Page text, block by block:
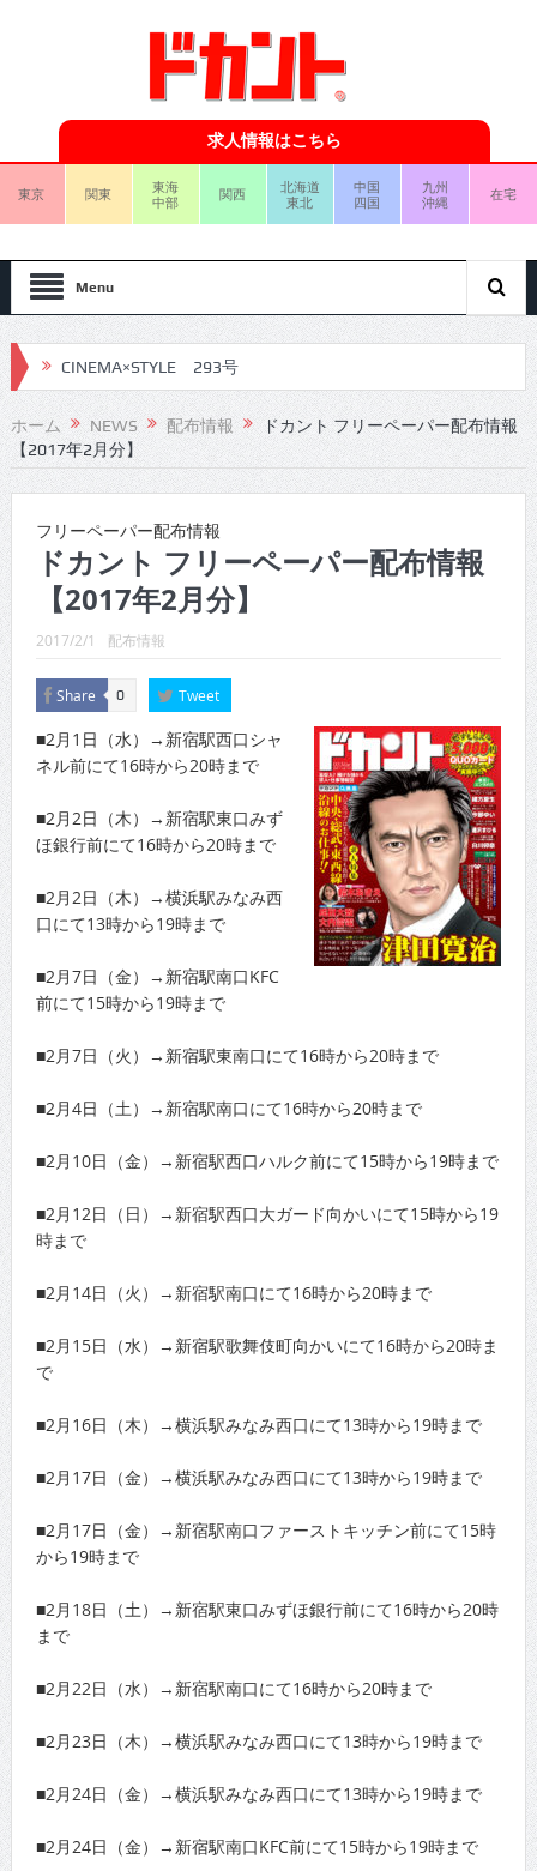
求人情報はこちら
東京 関東
東海
中部
関西
北海道
東北
中国
四国
九州
沖縄
在宅
Menu
CINEMA×STYLE 293号
CINEMA×STYLE 292号
CINEMA×STYLE 291号
CINEMA×STYLE 289号
CINEMA×STYLE 288号
CINEMA×STYLE 287号
CINEMA×STYLE 286号
CINEMA×STYLE 285号
CINEMA×STYLE 294号
ホーム NEWS 配布情報
ドカント フリーペーパー配布情報
【2017年2月分】
フリーペーパー配布情報
ドカント フリーペーパー配布情報
【2017年2月分】
2017/2/1 配布情報
Share 0 Tweet
■2月1日（水）→新宿駅西口シャ
ネル前にて16時から20時まで
■2月2日（木）→新宿駅東口みず
ほ銀行前にて16時から20時まで
■2月2日（木）→横浜駅みなみ西
口にて13時から19時まで
■2月7日（金）→新宿駅南口KFC
前にて15時から19時まで
■2月7日（火）→新宿駅東南口にて16時から20時まで
■2月4日（土）→新宿駅南口にて16時から20時まで
■2月10日（金）→新宿駅西口ハルク前にて15時から19時まで
■2月12日（日）→新宿駅西口大ガード向かいにて15時から19
時まで
■2月14日（火）→新宿駅南口にて16時から20時まで
■2月15日（水）→新宿駅歌舞伎町向かいにて16時から20時ま
で
■2月16日（木）→横浜駅みなみ西口にて13時から19時まで
■2月17日（金）→横浜駅みなみ西口にて13時から19時まで
■2月17日（金）→新宿駅南口ファーストキッチン前にて15時
から19時まで
■2月18日（土）→新宿駅東口みずほ銀行前にて16時から20時
まで
■2月22日（水）→新宿駅南口にて16時から20時まで
■2月23日（木）→横浜駅みなみ西口にて13時から19時まで
■2月24日（金）→横浜駅みなみ西口にて13時から19時まで
■2月24日（金）→新宿駅南口KFC前にて15時から19時まで